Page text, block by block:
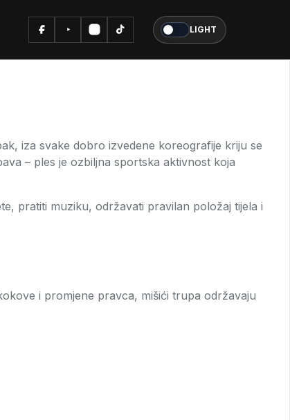
LIGHT
iza svake dobro izvedene koreografije kriju se
– ples je ozbiljna sportska aktivnost koja
pratiti muziku, održavati pravilan položaj tijela i
i promjene pravca, mišići trupa održavaju